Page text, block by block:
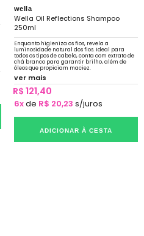
wella
Wella Oil Reflections Shampoo
250ml
Enquanto higieniza os fios, revela a
luminosidade natural dos fios. Ideal para
todos os tipos de cabelo, conta com extrato de
chá branco para garantir brilho, além de
óleos que propiciam maciez.
ver mais
R$ 121,40
6xde R$ 20,23 s/juros
ADICIONAR À CESTA